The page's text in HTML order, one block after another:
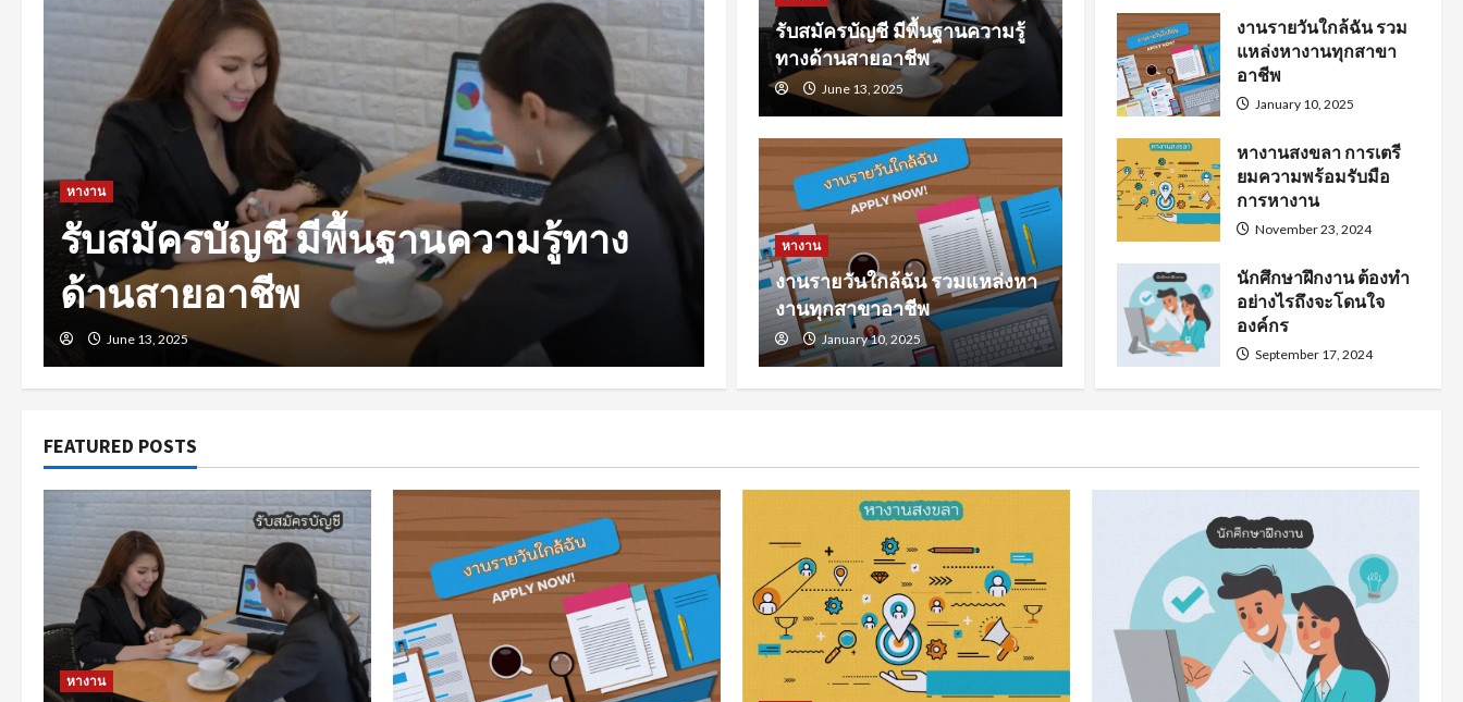
หางาน
งานรายวันใกล้ฉัน รวมแหล่งหางาน
ทุกสาขาอาชีพ
January 10, 2025
หางาน
หางานสงขลา การเตรียมความพร้อม
รับมือการหางาน
November 23, 2024
งานรายวันใกล้ฉัน รวม
แหล่งหางานทุกสาขา
อาชีพ
January 10, 2025
หางานสงขลา การเตรี
ยมความพร้อมรับมือ
การหางาน
November 23, 2024
นักศึกษาฝึกงาน ต้องทำ
อย่างไรถึงจะโดนใจ
องค์กร
September 17, 2024
รับสมัครบัญชี มีพื้นฐานความรู้
ทางด้านสายอาชีพ
June 13, 2025
หางาน
งานรายวันใกล้ฉัน รวมแหล่งหา
งานทุกสาขาอาชีพ
January 10, 2025
FEATURED POSTS
หางาน